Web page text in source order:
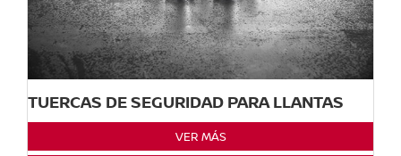
TUERCAS DE SEGURIDAD PARA LLANTAS
VER MÁS